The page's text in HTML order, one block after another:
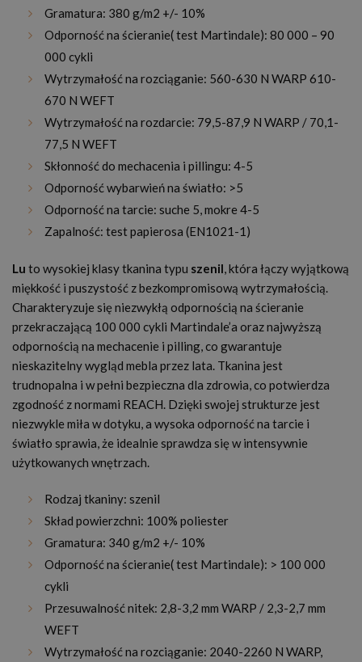
Gramatura: 380 g/m2 +/- 10%
Odporność na ścieranie( test Martindale): 80 000 – 90
000 cykli
Wytrzymałość na rozciąganie: 560-630 N WARP 610-
670 N WEFT
Wytrzymałość na rozdarcie: 79,5-87,9 N WARP / 70,1-
77,5 N WEFT
Skłonność do mechacenia i pillingu: 4-5
Odporność wybarwień na światło: >5
Odporność na tarcie: suche 5, mokre 4-5
Zapalność: test papierosa (EN1021-1)
Lu to wysokiej klasy tkanina typu szenil, która łączy wyjątkową
miękkość i puszystość z bezkompromisową wytrzymałością.
Charakteryzuje się niezwykłą odpornością na ścieranie
przekraczającą 100 000 cykli Martindale’a oraz najwyższą
odpornością na mechacenie i pilling, co gwarantuje
nieskazitelny wygląd mebla przez lata. Tkanina jest
trudnopalna i w pełni bezpieczna dla zdrowia, co potwierdza
zgodność z normami REACH. Dzięki swojej strukturze jest
niezwykle miła w dotyku, a wysoka odporność na tarcie i
światło sprawia, że idealnie sprawdza się w intensywnie
użytkowanych wnętrzach.
Rodzaj tkaniny: szenil
Skład powierzchni: 100% poliester
Gramatura: 340 g/m2 +/- 10%
Odporność na ścieranie( test Martindale): > 100 000
cykli
Przesuwalność nitek: 2,8-3,2 mm WARP / 2,3-2,7 mm
WEFT
Wytrzymałość na rozciąganie: 2040-2260 N WARP,